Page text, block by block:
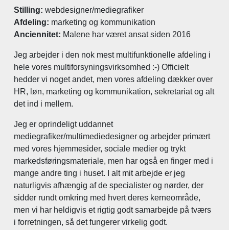
Stilling: webdesigner/mediegrafiker
Afdeling: marketing og kommunikation
Anciennitet: Malene har været ansat siden 2016
Jeg arbejder i den nok mest multifunktionelle afdeling i
hele vores multiforsyningsvirksomhed :-) Officielt
hedder vi noget andet, men vores afdeling dækker over
HR, løn, marketing og kommunikation, sekretariat og alt
det ind i mellem.
Jeg er oprindeligt uddannet
mediegrafiker/multimediedesigner og arbejder primært
med vores hjemmesider, sociale medier og trykt
markedsføringsmateriale, men har også en finger med i
mange andre ting i huset. I alt mit arbejde er jeg
naturligvis afhængig af de specialister og nørder, der
sidder rundt omkring med hvert deres kerneområde,
men vi har heldigvis et rigtig godt samarbejde på tværs
i forretningen, så det fungerer virkelig godt.